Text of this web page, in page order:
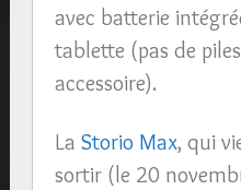
avec batterie
tablette (pas de
accessoire).
La Storio Max, qui
sortir (le 20